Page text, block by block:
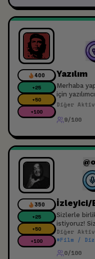
400
+25
+50
+100
Yazılım
Merhaba
için
Diğer
9/100
350
+25
+50
+100
İzleyici/
Sizlerle
istiyoruz!
duyarız.
gruba
Diğer
#Film /
0/100